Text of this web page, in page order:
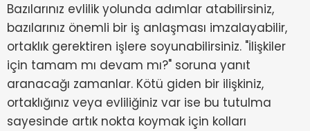
Bazılarınız evlilik yolunda adımlar atabilirsiniz,
bazılarınız önemli bir iş anlaşması imzalayabilir,
ortaklık gerektiren işlere soyunabilirsiniz. "İlişkiler
için tamam mı devam mı?" soruna yanıt
aranacağı zamanlar. Kötü giden bir ilişkiniz,
ortaklığınız veya evliliğiniz var ise bu tutulma
sayesinde artık nokta koymak için kolları